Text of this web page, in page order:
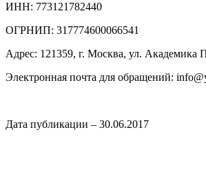
ИНН: 773121782440
ОГРНИП: 317774600066541
Адрес: 121359, г. Москва, ул. Академика
Электронная почта для обращений:
Дата публикации – 30.06.2017